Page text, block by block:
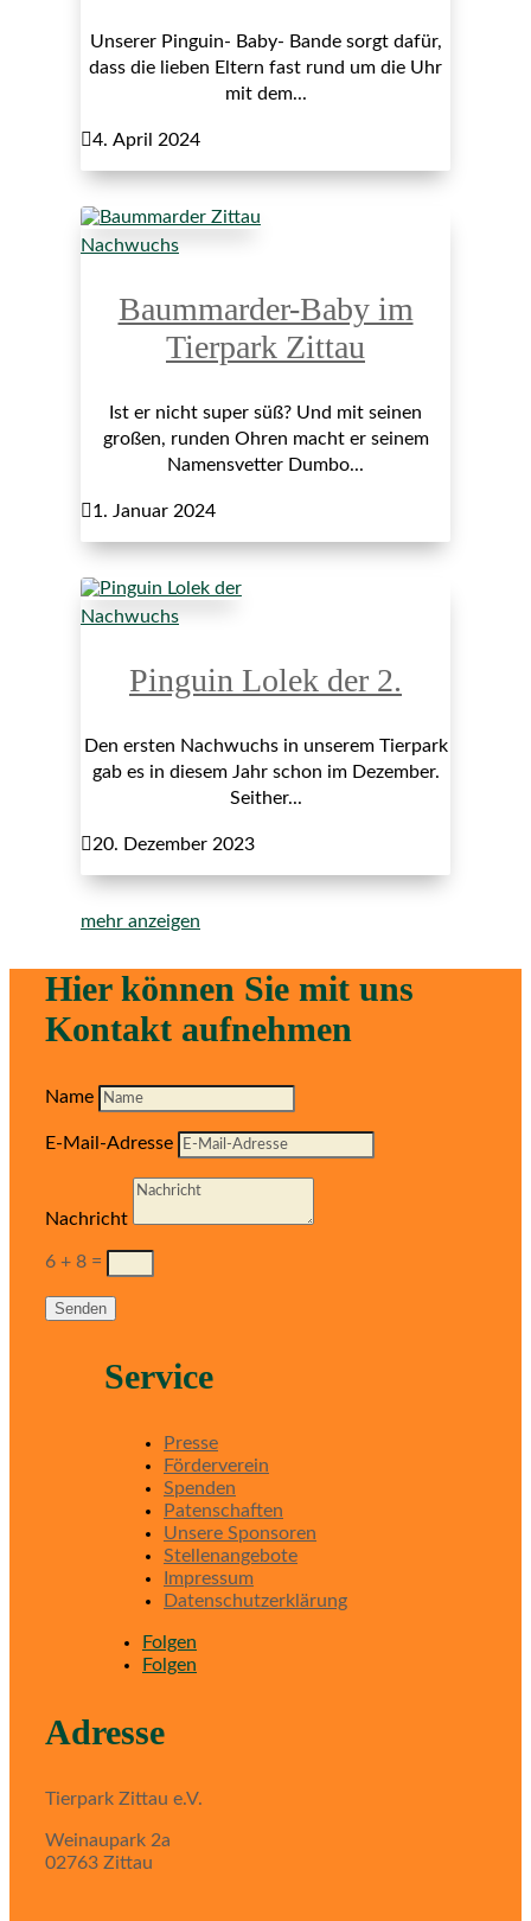
Unserer Pinguin- Baby- Bande sorgt dafür,
dass die lieben Eltern fast rund um die Uhr
mit dem...
4. April 2024
Nachwuchs
Baummarder-Baby im
Tierpark Zittau
Ist er nicht super süß? Und mit seinen
großen, runden Ohren macht er seinem
Namensvetter Dumbo...
1. Januar 2024
Nachwuchs
Pinguin Lolek der 2.
Den ersten Nachwuchs in unserem Tierpark
gab es in diesem Jahr schon im Dezember.
Seither...
20. Dezember 2023
mehr anzeigen
Hier können Sie mit uns
Kontakt aufnehmen
Name
E-Mail-Adresse
Nachricht
6 + 8 =
Senden
Service
Presse
Förderverein
Spenden
Patenschaften
Unsere Sponsoren
Stellenangebote
Impressum
Datenschutzerklärung
Folgen
Folgen
Adresse
Tierpark Zittau e.V.
Weinaupark 2a
02763 Zittau